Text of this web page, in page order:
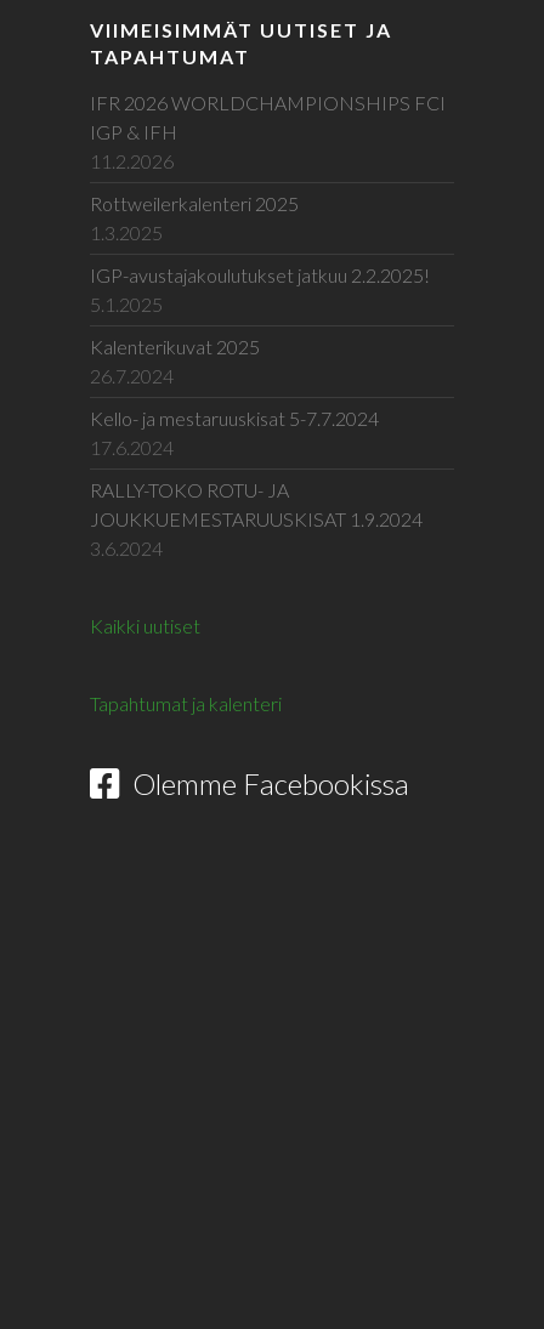
VIIMEISIMMÄT UUTISET JA
TAPAHTUMAT
IFR 2026 WORLDCHAMPIONSHIPS FCI
IGP & IFH
11.2.2026
Rottweilerkalenteri 2025
1.3.2025
IGP-avustajakoulutukset jatkuu 2.2.2025!
5.1.2025
Kalenterikuvat 2025
26.7.2024
Kello- ja mestaruuskisat 5-7.7.2024
17.6.2024
RALLY-TOKO ROTU- JA
JOUKKUEMESTARUUSKISAT 1.9.2024
3.6.2024
Kaikki uutiset
Tapahtumat ja kalenteri
Olemme Facebookissa